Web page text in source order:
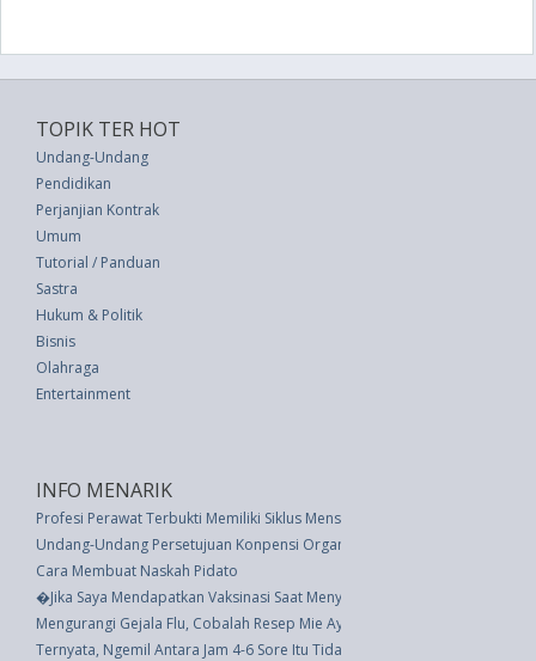
TOPIK TER HOT
Undang-Undang
Pendidikan
Perjanjian Kontrak
Umum
Tutorial / Panduan
Sastra
Hukum & Politik
Bisnis
Olahraga
Entertainment
INFO MENARIK
Profesi Perawat Terbukti Memiliki Siklus Menstruasi Tidak Teratur
Undang-Undang Persetujuan Konpensi Organisasi Perburuhan
Cara Membuat Naskah Pidato
�Jika Saya Mendapatkan Vaksinasi Saat Menyusui, Apakah Saya Akan
Mengurangi Gejala Flu, Cobalah Resep Mie Ayam Kuah
Ternyata, Ngemil Antara Jam 4-6 Sore Itu Tidak Bagus; Yuk Simak